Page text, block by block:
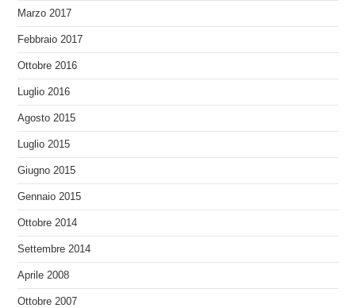
Marzo 2017
Febbraio 2017
Ottobre 2016
Luglio 2016
Agosto 2015
Luglio 2015
Giugno 2015
Gennaio 2015
Ottobre 2014
Settembre 2014
Aprile 2008
Ottobre 2007